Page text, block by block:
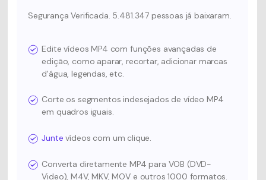
Segurança Verificada. 5.481.347 pessoas já baixaram.
Edite vídeos MP4 com funções avançadas de
edição, como aparar, recortar, adicionar marcas
d'água, legendas, etc.
Corte os segmentos indesejados de vídeo MP4
em quadros iguais.
Juntevídeos com um clique.
Converta diretamente MP4 para VOB (DVD-
Video), M4V, MKV, MOV e outros 1000 formatos.